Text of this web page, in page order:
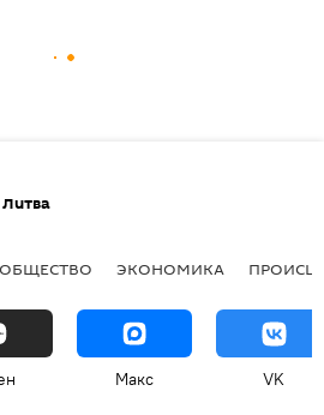
Литва
ОБЩЕСТВО ЭКОНОМИКА
Макс VK